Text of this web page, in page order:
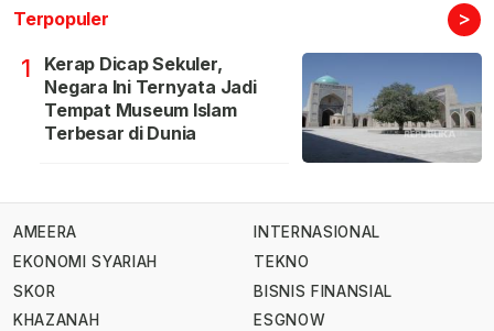
Terpopuler >
1
Kerap Dicap Sekuler,
Negara Ini Ternyata Jadi
Tempat Museum Islam
Terbesar di Dunia
AMEERA
EKONOMI SYARIAH
SKOR
KHAZANAH
INTERNASIONAL
TEKNO
BISNIS FINANSIAL
ESGNOW